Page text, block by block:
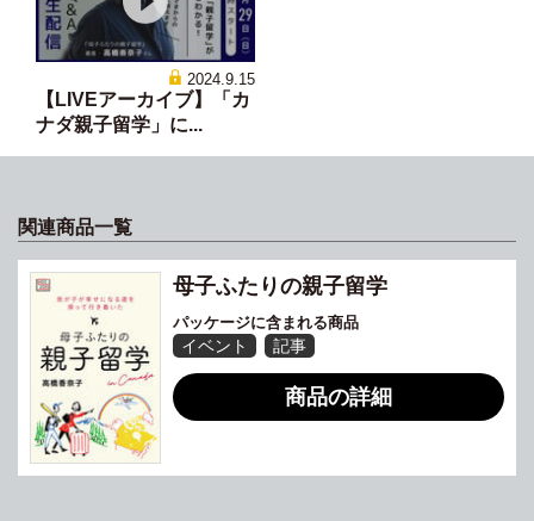
2024.9.15
【LIVEアーカイブ】「カ
ナダ親子留学」に...
関連商品一覧
母子ふたりの親子留学
パッケージに含まれる商品
イベント 記事
商品の詳細